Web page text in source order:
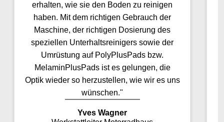
erhalten, wie sie den Boden zu reinigen
haben. Mit dem richtigen Gebrauch der
Maschine, der richtigen Dosierung des
speziellen Unterhaltsreinigers sowie der
Umrüstung auf PolyPlusPads bzw.
MelaminPlusPads ist es gelungen, die
Optik wieder so herzustellen, wie wir es uns
wünschen."
Yves Wagner